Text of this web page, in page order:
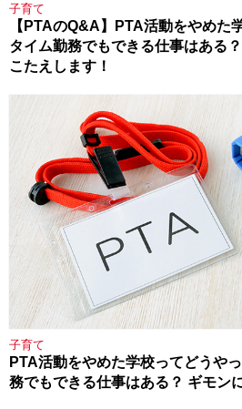
子育て
【PTAのQ&A】PTA活動をやめた
タイム勤務でもできる仕事はある
こたえします！
子育て
PTA活動をやめた学校ってどうや
務でもできる仕事はある？ ギモン